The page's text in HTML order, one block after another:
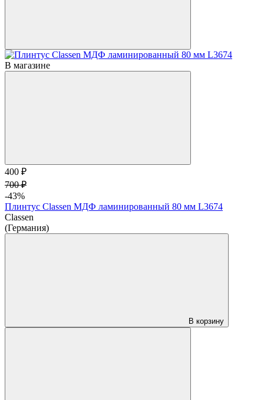
В магазине
400 ₽
700 ₽
-43%
Плинтус Classen МДФ ламинированный 80 мм L3674
Classen
(Германия)
В корзину